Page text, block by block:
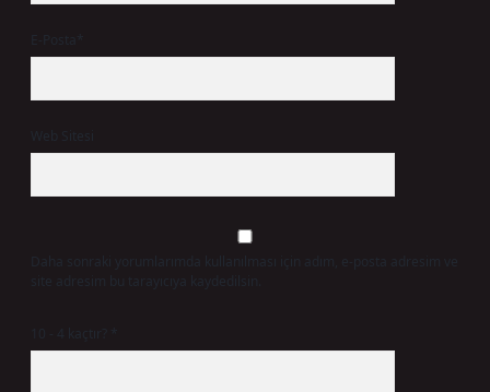
Daha sonraki yorumlarımda kullanılması için adım, e-posta adresim ve
10 - 4 kaçtır?